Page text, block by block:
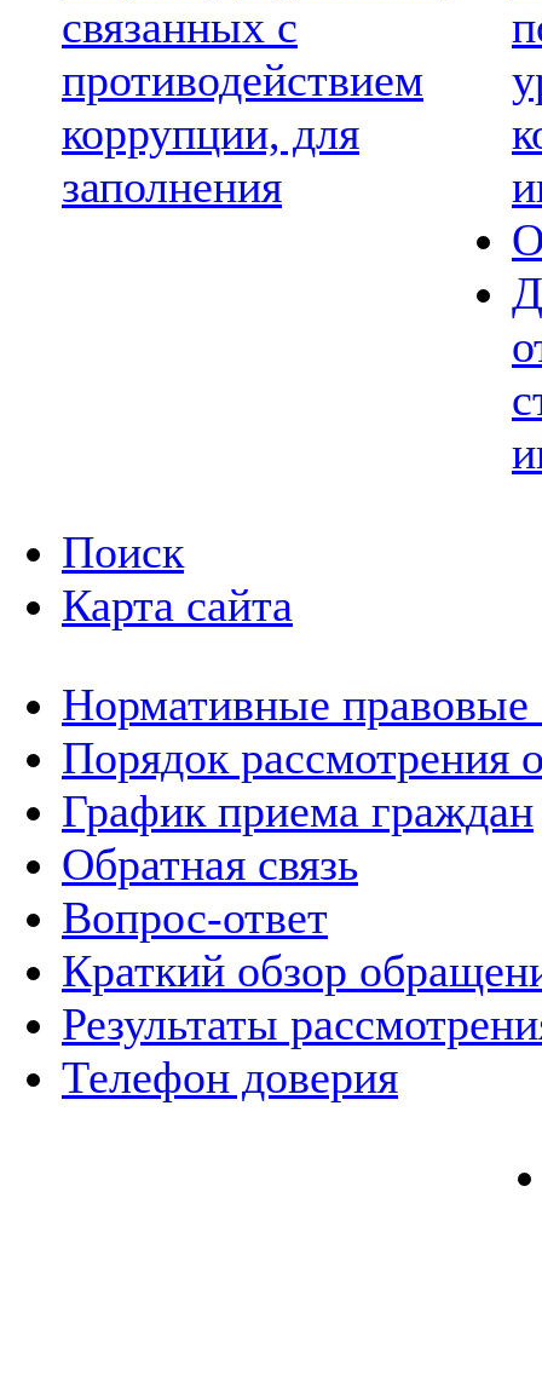
связанных с
противодействием
коррупции, для
заполнения
Поиск
Карта сайта
Нормативные правовые
Порядок рассмотрения
График приема граждан
Обратная связь
Вопрос-ответ
Краткий обзор
Результаты
Телефон доверия